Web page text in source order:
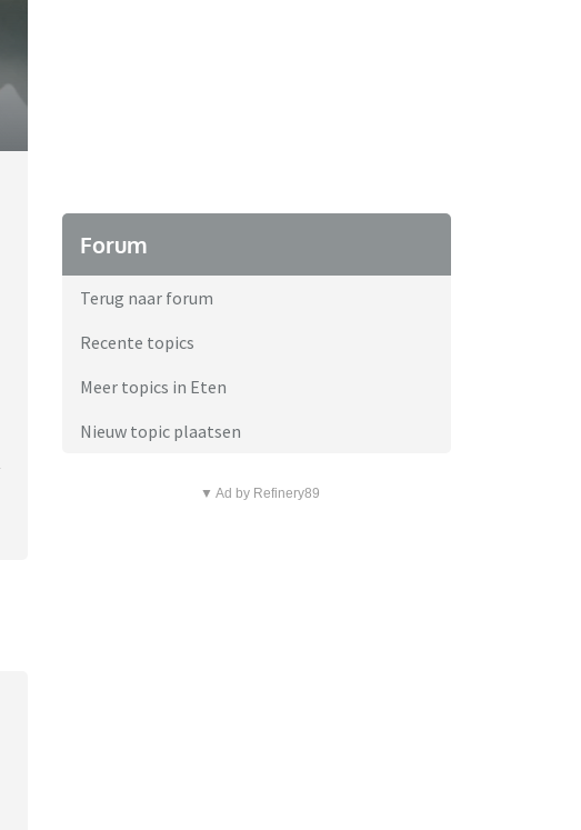
Forum
Terug naar forum
Recente topics
Meer topics in Eten
Nieuw topic plaatsen
▼ Ad by Refinery89